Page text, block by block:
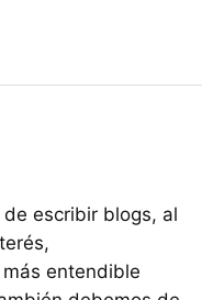
escribir blogs, al
entendible